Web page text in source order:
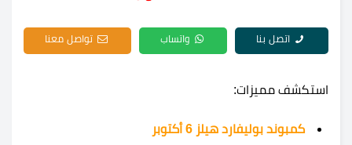
اتصل بنا واتساب تواصل معنا
استكشف مميزات:
كمبوند بوليفارد هيلز 6 أكتوبر